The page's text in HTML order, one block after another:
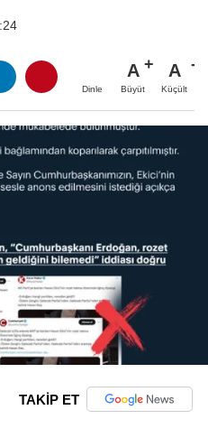
Dinle
A
Büyüt
A
Küçült
TAKİP ET